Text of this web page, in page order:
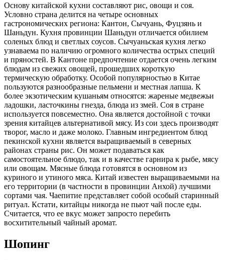
Основу китайской кухни составляют рис, овощи и соя.
Условно страна делится на четыре основных
гастрономических региона: Кантон, Сычуань, Фуцзянь и
Шаньдун. Кухня провинции Шаньдун отличается обилием
соленых блюд и светлых соусов. Сычуаньская кухня легко
узнаваема по наличию огромного количества острых специй
и пряностей. В Кантоне предпочтение отдается очень легким
блюдам из свежих овощей, прошедших короткую
термическую обработку. Особой популярностью в Китае
пользуются разнообразные пельмени и местная лапша. К
более экзотическим кушаньям относятся: жареные медвежьи
ладошки, ласточкины гнезда, блюда из змей. Соя в стране
используется повсеместно. Она является достойной с точки
зрения китайцев альтернативой мясу. Из сои здесь производят
творог, масло и даже молоко. Главным ингредиентом блюд
пекинской кухни является выращиваемый в северных
районах страны рис. Он может подаваться как
самостоятельное блюдо, так и в качестве гарнира к рыбе, мясу
или овощам. Мясные блюда готовятся в основном из
куриного и утиного мяса. Китай известен выращиваемыми на
его территории (в частности в провинции Анхой) лучшими
сортами чая. Чаепитие представляет собой особый старинный
ритуал. Кстати, китайцы никогда не пьют чай после еды.
Считается, что ее вкус может запросто перебить
восхитительный чайный аромат.
Шопинг